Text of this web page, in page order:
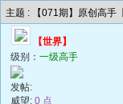
主题 : 【071期】原创高手
【世界】
级别： 一级高手
发帖:
威望: 0 点